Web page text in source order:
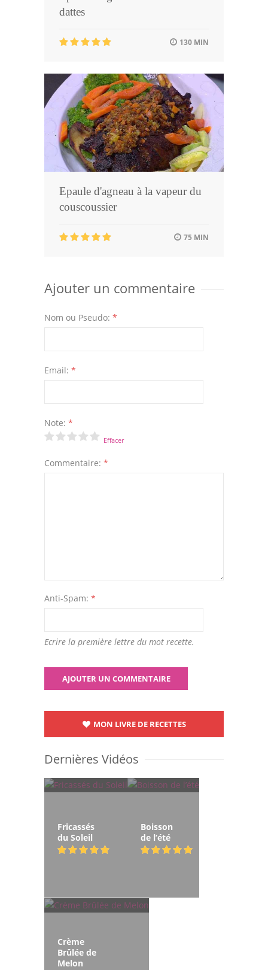
dattes
130 MIN
Epaule d'agneau à la vapeur du
couscoussier
75 MIN
Ajouter un commentaire
Nom ou Pseudo: *
Email: *
Note: *
Effacer
Commentaire: *
Anti-Spam: *
Ecrire la première lettre du mot recette.
MON LIVRE DE RECETTES
Dernières Vidéos
Fricassés
du Soleil
Boisson
de l’été
Crème
Brûlée de
Melon